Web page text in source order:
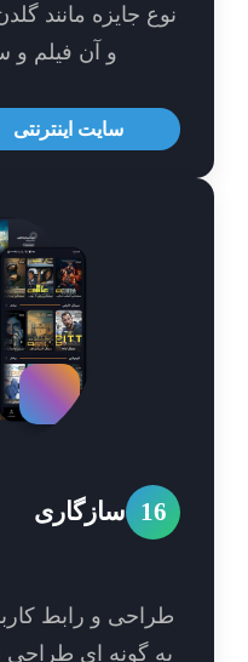
جایزه مانند گلدن گلوپ
و آن فیلم و سریال
سایت اینترنتی
سازگاری
و رابط کاربری هر سه
گونه ای طراحی شده